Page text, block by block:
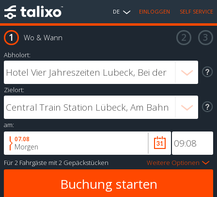
DE EINLOGGEN SELF SERVICE
Wo & Wann
Abholort:
Zielort:
am:
07.08
Morgen
Für2 Fahrgäste mit2 Gepäckstücken Weitere Optionen